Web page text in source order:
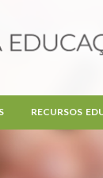
RECURSOS